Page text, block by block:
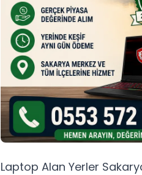
Laptop Alan Yerler